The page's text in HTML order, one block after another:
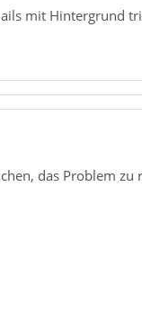
mit Hintergrund
das Problem